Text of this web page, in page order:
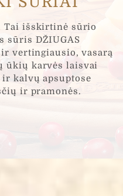
Tai išskirtinė sūrio
sūris DŽIUGAS
vertingiausio, vasarą
ūkių karvės laisvai
kalvų apsuptose
ir pramonės.